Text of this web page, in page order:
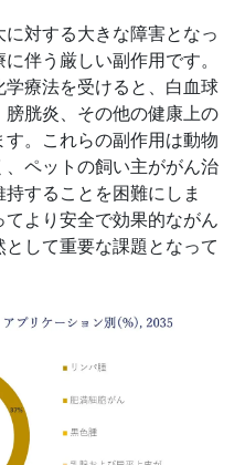
対する大きな障害となっ
伴う厳しい副作用です。
療法を受けると、白血球
胱炎、その他の健康上の
。これらの副作用は動物
ペットの飼い主ががん治
することを困難にしま
より安全で効果的ながん
して重要な課題となって